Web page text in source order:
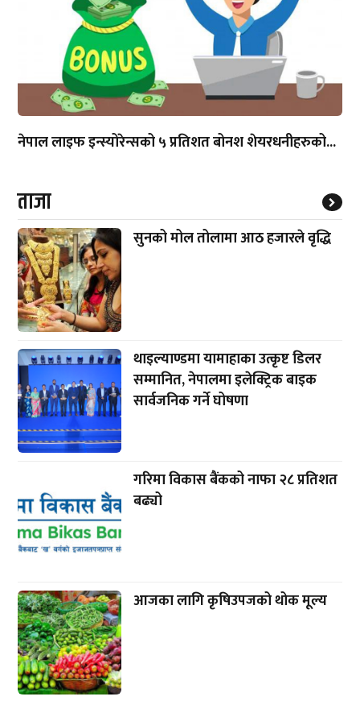
नेपाल लाइफ इन्स्योरेन्सको ५ प्रतिशत बोनश शेयरधनीहरुको...
ताजा
सुनको मोल तोलामा आठ हजारले वृद्धि
थाइल्याण्डमा यामाहाका उत्कृष्ट डिलर
सम्मानित, नेपालमा इलेक्ट्रिक बाइक
सार्वजनिक गर्ने घोषणा
गरिमा विकास बैंकको नाफा २८ प्रतिशत
बढ्यो
आजका लागि कृषिउपजको थोक मूल्य